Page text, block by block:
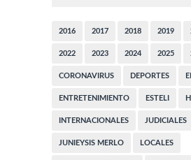
2016 2017 2018 2019
2022 2023 2024 2025
CORONAVIRUS DEPORTES
ENTRETENIMIENTO ESTELI
INTERNACIONALES JUDICIALES
JUNIEYSIS MERLO LOCALES